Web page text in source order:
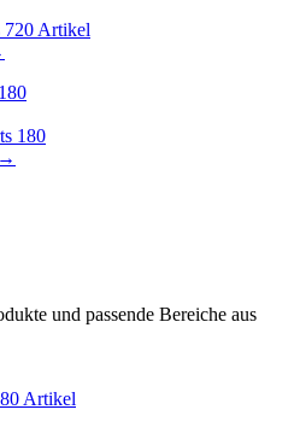
720 Artikel
180
180
und passende Bereiche aus
Artikel